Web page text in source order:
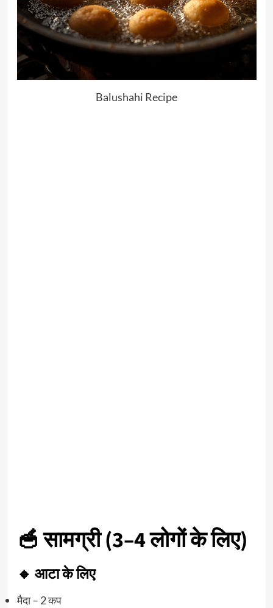
Balushahi Recipe
🥣 सामग्री (3–4 लोगों के लिए)
🔸 आटा के लिए
मैदा – 2 कप